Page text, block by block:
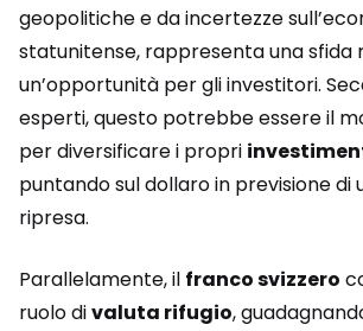
geopolitiche e da incertezze
statunitense, rappresenta una sfida
un’opportunità per gli investitori.
esperti, questo potrebbe essere il
per diversificare i propri
puntando sul dollaro in previsione di
ripresa.
Parallelamente, il franco svizzero
ruolo divaluta rifugio,